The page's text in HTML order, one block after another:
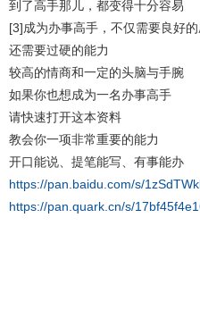
到了高手那儿，都变得十分容易
[3]成为办事高手，不仅需要良好
还需要过硬的能力
较高的情商和一定的头脑与手腕
如果你也想成为一名办事高手
请快速打开这本资料
教会你一项非常重要的能力
开口能说、提笔能写、有事能办
https://pan.baidu.com/s/
https://pan.quark.cn/s/